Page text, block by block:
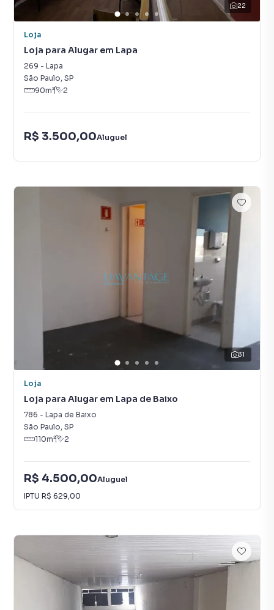
22
Loja
Loja para Alugar em Lapa
269 - Lapa
São Paulo, SP
90m² 2
R$ 3.500,00Aluguel
31
Loja
Loja para Alugar em Lapa de Baixo
786 - Lapa de Baixo
São Paulo, SP
110m² 2
R$ 4.500,00Aluguel
IPTU R$ 629,00